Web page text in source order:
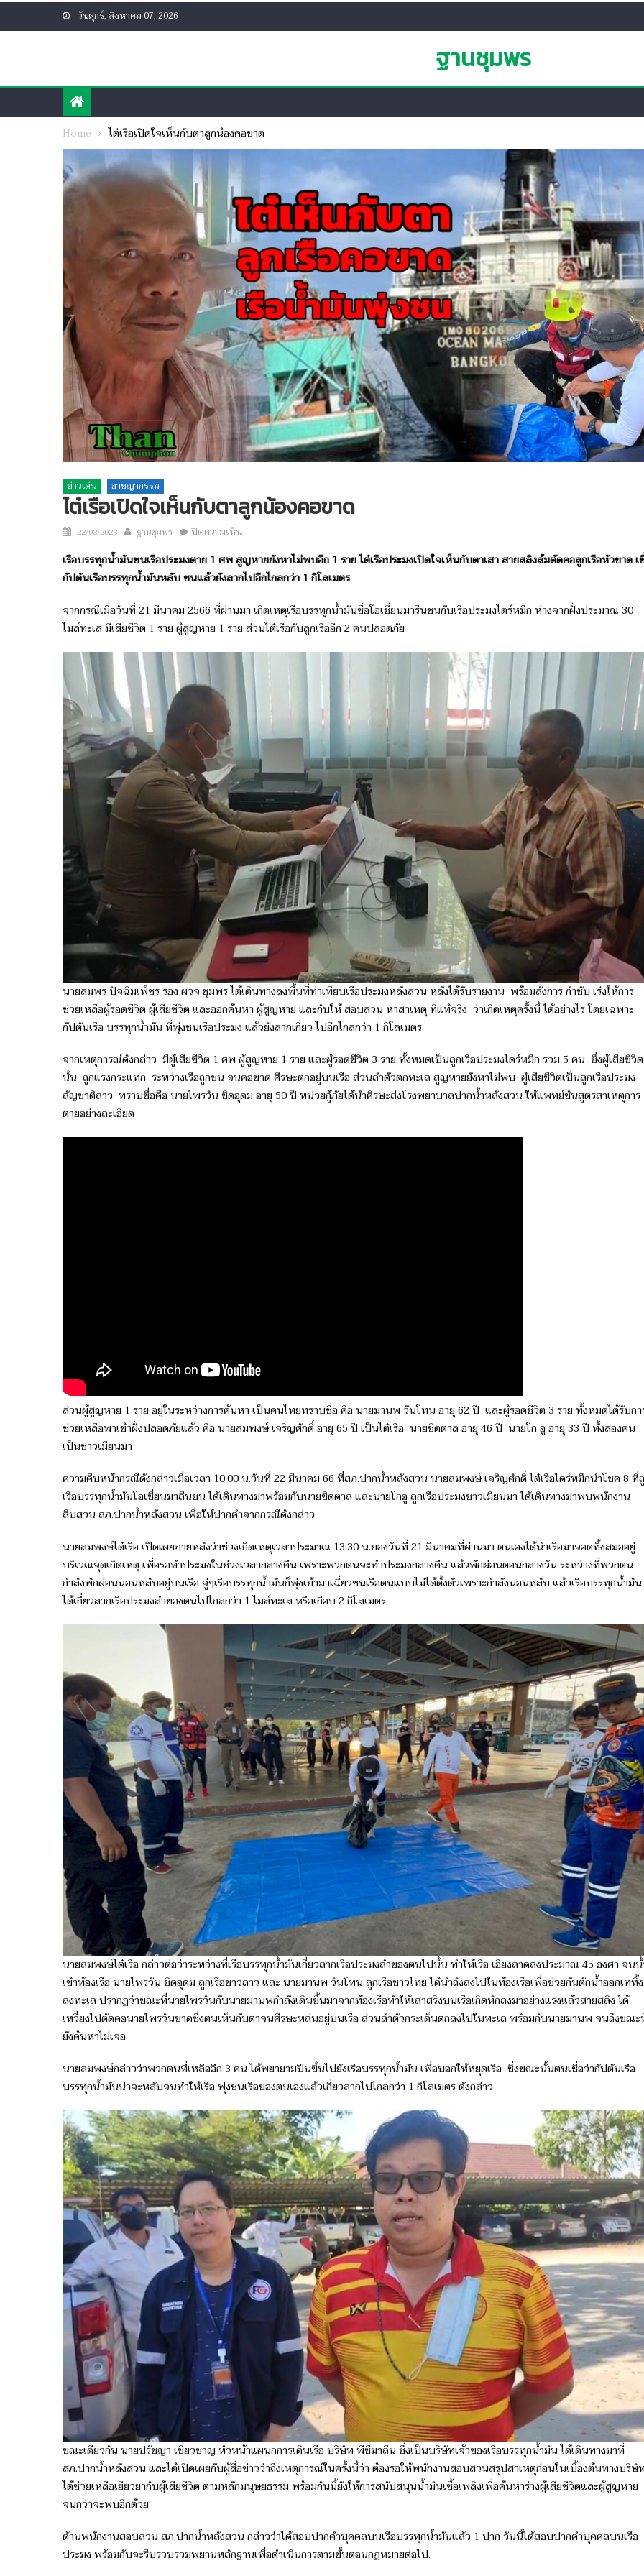
วันศุกร์, สิงหาคม 07, 2026
ฐานชุมพร
Home ไต๋เรือเปิดใจเห็นกับตาลูกน้องคอขาด
ข่าวเด่น อาชญากรรม
ไต๋เรือเปิดใจเห็นกับตาลูกน้องคอขาด
Posted
22/03/2023 Author
ฐานชุมพร ปิดความเห็น
เรือ
เปิด
เห็น
กับ
ลูก
น้อง
คอ
ขาด
เรือบรรทุกน้ำมันชนเรือประมงตาย ​1 ศพ สูญหายยังหาไม่พบอีก 1 ราย ไต๋เรือประมงเปิดใจเห็นกับตาเสา สายสลิงล้มตัดคอลูกเรือหัวขาด เ
กัปตันเรือบรรทุกน้ำมันหลับ ชนแล้วยังลากไปอีกไกลกว่า 1 กิโลเมตร
จากกรณีเมื่อวันที่ 21 มีนาคม 2566 ที่ผ่านมา เกิดเหตุเรือบรรทุกน้ำมันชื่อโอเชี่ยนมารีนชนกับเรือประมงไดร์หมึก ห่างจากฝั่งประมาณ 30
ไมล์ทะเล มีเสียชีวิต 1 ราย ผู้สูญหาย 1 ราย ส่วนไต๋เรือกับลูกเรืออีก 2 คนปลอดภัย
นายสมพร ปัจฉิมเพ็ชร รอง ผวจ.ชุมพร ได้เดินทางลงพื้นที่ท่าเทียบเรือประมงหลังสวน หลังได้รับรายงาน พร้อมสั่งการ กำชับ เร่งให้การ
ช่วยเหลือผู้รอดชีวิต ผู้เสียชีวิต และออกค้นหา ผู้สูญหาย และกับให้ สอบสวน หาสาเหตุ ที่แท้จริง ว่าเกิดเหตุครั้งนี้ ได้อย่างไร โดยเฉพาะ
กัปตันเรือ บรรทุกน้ำมัน ที่พุ่งชนเรือประมง แล้วยังลากเกี่ยว ไปอีกไกลกว่า 1 กิโลเมตร
จากเหตุการณ์ดังกล่าว มีผู้เสียชีวิต 1 ศพ ผู้สูญหาย 1 ราย และผู้รอดชีวิต 3 ราย ทั้งหมดเป็นลูกเรือประมงไดร์หมึก รวม 5 คน ซึ่งผู้เสียชีวิต
นั้น ถูกแรงกระแทก ระหว่างเรือถูกชน จนคอขาด ศีรษะตกอยู่บนเรือ ส่วนลำตัวตกทะเล สูญหายยังหาไม่พบ ผู้เสียชีวิตเป็นลูกเรือประมง
สัญชาติลาว ทราบชื่อคือ นายไพรวัน ชิดอุดม อายุ 50 ปี หน่วยกู้ภัยได้นำศีรษะส่งโรงพยาบาลปากน้ำหลังสวน ให้แพทย์ชันสูตรสาเหตุการ
ตายอย่างละเอียด
ส่วนผู้สูญหาย 1 ราย อยู่ในระหว่างการค้นหา เป็นคนไทยทราบชื่อ คือ นายมานพ วันโทน อายุ 62 ปี และผู้รอดชีวิต 3 ราย ทั้งหมดได้รับกา
ช่วยเหลือพาเข้าฝั่งปลอดภัยแล้ว คือ นายสมพงษ์ เจริญศักดิ์ อายุ 65 ปี เป็นไต๋เรือ นายชิดตาล อายุ 46 ปี นายโก อู อายุ 33 ปี ทั้งสองคน
เป็นชาวเมียนมา
ความคืบหน้ากรณีดังกล่าว​เมื่อ​เวลา ​10.00 น.วันที่​ 22 มีนาคม 66 ที่สภ.ปากน้ำหลังสวน นายสมพงษ์​ เจริญ​ศักดิ์​ ไต๋เรือ​ไดร์หมึกนำโชค 8 ที่
เรือบรรทุกน้ำมันโอเชี่ยนมาลีนชน ได้เดินทางมาพร้อมกับนายชิดตาล และนายโกอู ลูกเรือประมงชาวเมียนมา​ ได้​เดินทาง​มาพบพนักงาน​
สืบสวน ​สภ.ปากน้ำ​หลังสวน​ เพื่อ​ให้​ปากคำจากกรณีดังกล่าว
นายสมพงษ์​ไต๋เรือ​ เปิด​เผยภายหลังว่าช่วงเกิดเหตุ​เวลาประมาณ​ 13.30 น.ของวันที่ 21 มีนาคม​ที่ผ่านมา​ ตนเอง​ได้นำเรือมาจอดทิ้งสมออยู่
บริเวณ​จุดเกิดเหตุ​ เพื่อรอทำประมงในช่วงเวลา​กลางคืน เพราะพวกตนจะทำประมงกลางคืน แล้วพักผ่อนตอนกลางวัน ​ระหว่าง​ที่พวกตน
กำลัง​พักผ่อน​นอนหลับอยู่บนเรือ จู่ๆเรือบรรทุกน้ำมันก็พุ่งเข้ามาเฉี่ยวชนเรือตนแบบไม่ได้ตั้งตัวเพราะกำลังนอนหลับ แล้วเรือบรรทุกน้ำมัน
ได้เกี่ยวลากเรือประมงลำของตนไปไกลกว่า 1 ไมล์ทะเล หรือเกือบ 2 กิโลเมตร
นายสมพงษ์​ไต๋เรือ​ กล่าวต่อว่าระหว่างที่เรือบรรทุกน้ำมันเกี่ยวลากเรือประมงลำของตนไปนั้น ทำให้เรือ เอียงลาดลงประมาณ 45 องศา จน
เข้าท้องเรือ นายไพรวัน ชิดอุดม ลูกเรือ​ชาวลาว และ นายมานพ วันโทน ลูกเรือ​ชาวไทย ได้นำถังลงไปในท้องเรือเพื่อช่วยกันตักน้ำออกเททิ้ง
ลงทะเล ปรากฏว่าขณะที่นายไพรวันกับนายมานพกำลังเดินขึ้นมาจากท้องเรือทำให้เสาสริงบนเรือเกิดหักลงมาอย่างแรงแล้วสายสลิง ได้
เหวี่ยงไปตัดคอนายไพรวันขาดซึ่งตนเห็นกับตาจนศีรษะหล่นอยู่บนเรือ ส่วนลำตัวกระเด็นตกลงไปในทะเล พร้อมกับนายมานพ จนถึงขณ
ยังค้นหาไม่เจอ
นายสมพงษ์กล่าวว่าพวกตนที่เหลืออีก 3 คน ได้พยายามปีนขึ้นไปยังเรือบรรทุกน้ำมัน​ เพื่อบอกให้หยุดเรือ ซึ่ง​ขณะนั้นตนเชื่อว่ากัปตันเรือ
บรรทุกน้ำมันน่าจะหลับ​จนทำให้เรือ พุ่งชนเรือ​ของตนเองแล้วเกี่ยวลากไปไกลกว่า 1 กิโลเมตร ดังกล่าว
ขณะเดียวกัน​ นายปรัชญา เชี่ยวชาญ​ หัวหน้า​แผนกการเดินเรือ​ บริษัท​ พีซีมาลีน ซึ่ง​เป็นบริษัทเจ้าของเรือบรรทุกน้ำมัน ได้​เดิน​ทาง​มาที่
สภ.ปากน้ำหลังสวน​ และได้เปิดเผย​กับ​ผู้สื่อข่าว​ว่าถึงเหตุ​การณ์ในครั้งนี้ว่า​ ต้องรอให้พนักงาน​สอบสวนสรุป​สาเหตุ​ก่อน​ในเบื้องต้นทาง​บริษั
ได้ช่วยเหลือ​เยียวยา​กับผู้เสียชีวิต ​ตามหลักมนุษยธรรม พร้อม​กัน​นี้ยังให้การสนับสนุน​น้ำมันเชื้อเพลิงเพื่อ​ค้นหา​ร่างผู้เสียชีวิต​และผู้สูญหาย ​
จนกว่าจะพบอีกด้วย
ด้านพนักงานสอบสวน สภ.ปากน้ำหลังสวน กล่าวว่าได้สอบปากคำบุคคลบนเรือบรรทุกน้ำมันแล้ว 1 ปาก วันนี้ได้สอบปากคำบุคคลบนเรือ
ประมง พร้อมกับจะรีบรวบรวมพยานหลักฐานเพื่อดำเนินการตามขั้นตอนกฎหมายต่อไป.